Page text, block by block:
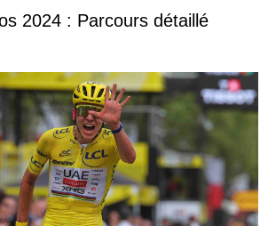
2024 : Parcours détaillé